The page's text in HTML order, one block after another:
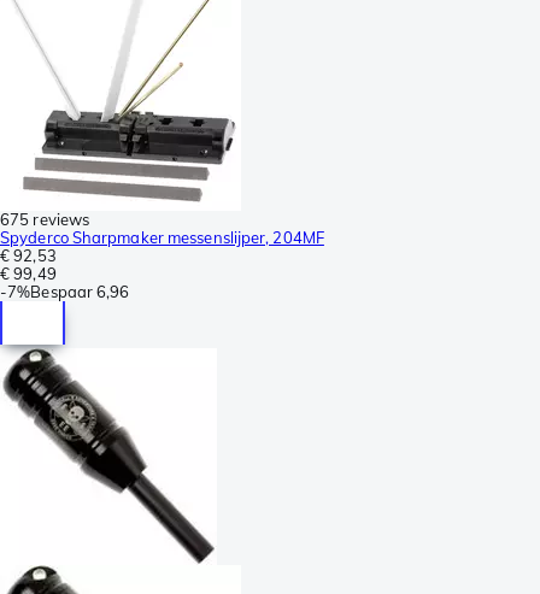
675 reviews
Spyderco Sharpmaker messenslijper, 204MF
€ 92,53
€ 99,49
-7%Bespaar6,96